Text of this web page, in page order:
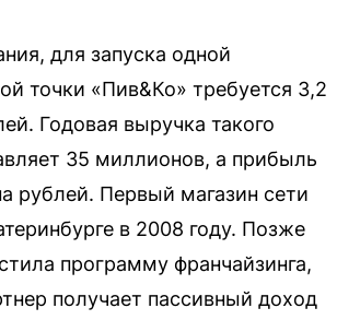
для запуска одной
точки «Пив&Ко» требуется 3,2
Годовая выручка такого
35 миллионов, а прибыль
рублей. Первый магазин сети
в 2008 году. Позже
программу франчайзинга,
получает пассивный доход